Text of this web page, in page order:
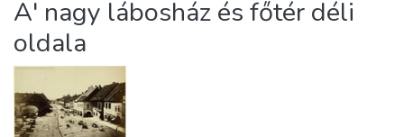
Statistics
About us
A' nagy lábosház és főtér déli
oldala